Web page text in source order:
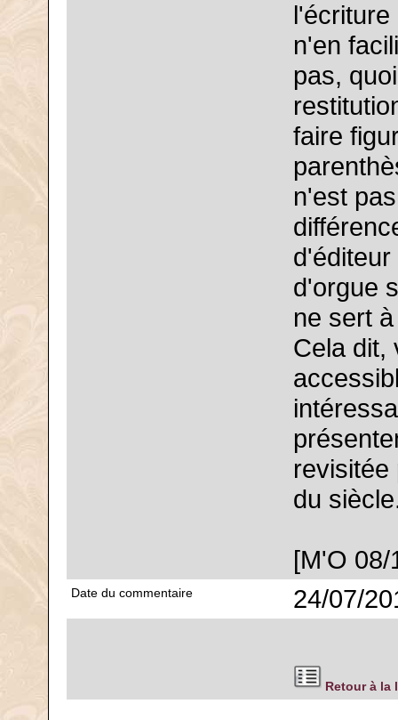
n'en
pas,
faire
n'est
d'orgue
ne sert
Cela dit,
revisitée
du
[M'O 08/
Date du commentaire 24/07/
Retour à la